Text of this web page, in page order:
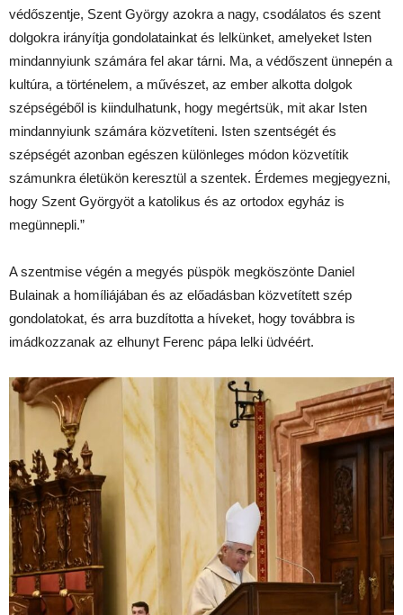
védőszentje, Szent György azokra a nagy, csodálatos és szent
dolgokra irányítja gondolatainkat és lelkünket, amelyeket Isten
mindannyiunk számára fel akar tárni. Ma, a védőszent ünnepén a
kultúra, a történelem, a művészet, az ember alkotta dolgok
szépségéből is kiindulhatunk, hogy megértsük, mit akar Isten
mindannyiunk számára közvetíteni. Isten szentségét és
szépségét azonban egészen különleges módon közvetítik
számunkra életükön keresztül a szentek. Érdemes megjegyezni,
hogy Szent Györgyöt a katolikus és az ortodox egyház is
megünnepli.”
A szentmise végén a megyés püspök megköszönte Daniel
Bulainak a homíliájában és az előadásban közvetített szép
gondolatokat, és arra buzdította a híveket, hogy továbbra is
imádkozzanak az elhunyt Ferenc pápa lelki üdvéért.